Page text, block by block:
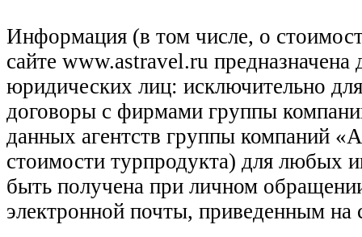
Информация (в том числе, о
сайте www.astravel.ru предназначена
юридических лиц: исключительно
договоры с фирмами группы
данных агентств группы компаний
стоимости турпродукта) для любых
быть получена при личном
электронной почты, приведенным на